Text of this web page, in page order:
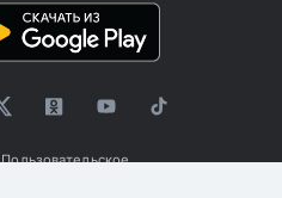
Пользовательское